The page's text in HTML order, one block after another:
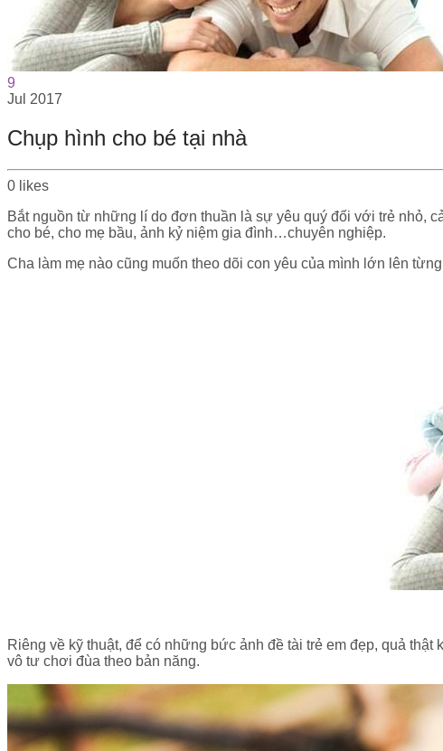
9
Jul 2017
Chụp hình cho bé tại nhà
0 likes
Bắt nguồn từ những lí do đơn thuần là sự yêu quý đối với trẻ nhỏ,
cho bé, cho mẹ bầu, ảnh kỷ niệm gia đình…chuyên nghiệp.
Cha làm mẹ nào cũng muốn theo dõi con yêu của mình lớn lên
Riêng về kỹ thuật, để có những bức ảnh đề tài trẻ em đẹp, quả
vô tư chơi đùa theo bản năng.